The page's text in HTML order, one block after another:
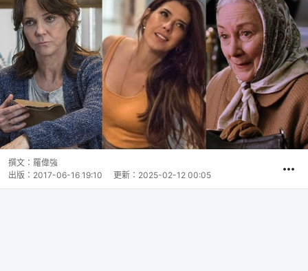
撰文： 羅偉強
出版： 2017-06-16 19:10 更新： 2025-02-12 00:05